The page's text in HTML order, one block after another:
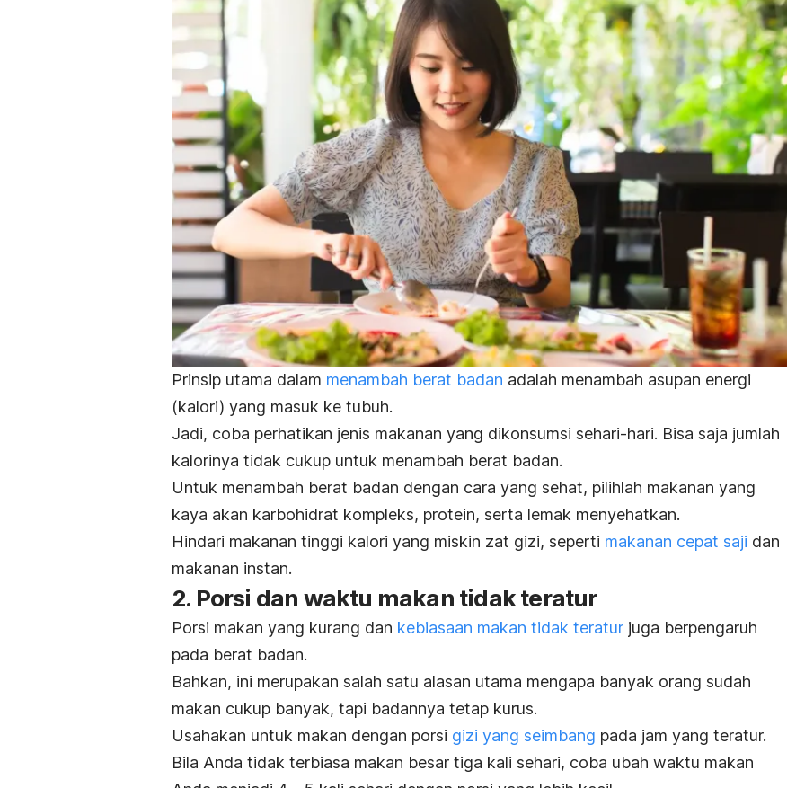
Prinsip utama dalam menambah berat badan adalah menambah asupan energi
(kalori) yang masuk ke tubuh.
Jadi, coba perhatikan jenis makanan yang dikonsumsi sehari-hari. Bisa saja jumlah
kalorinya tidak cukup untuk menambah berat badan.
Untuk menambah berat badan dengan cara yang sehat, pilihlah makanan yang
kaya akan karbohidrat kompleks, protein, serta lemak menyehatkan.
Hindari makanan tinggi kalori yang miskin zat gizi, seperti makanan cepat saji dan
makanan instan.
2. Porsi dan waktu makan tidak teratur
Porsi makan yang kurang dan kebiasaan makan tidak teratur juga berpengaruh
pada berat badan.
Bahkan, ini merupakan salah satu alasan utama mengapa banyak orang sudah
makan cukup banyak, tapi badannya tetap kurus.
Usahakan untuk makan dengan porsi gizi yang seimbang pada jam yang teratur.
Bila Anda tidak terbiasa makan besar tiga kali sehari, coba ubah waktu makan